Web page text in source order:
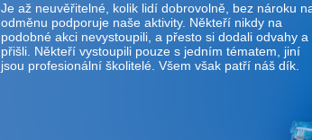
Je až neuvěřitelné, kolik lidí dobrovolně, bez nároku
odměnu podporuje naše aktivity. Někteří nikdy na
podobné akci nevystoupili, a přesto si dodali odvahy a
přišli. Někteří vystoupili pouze s jedním tématem, jiní
jsou profesionální školitelé. Všem však patří náš dík.